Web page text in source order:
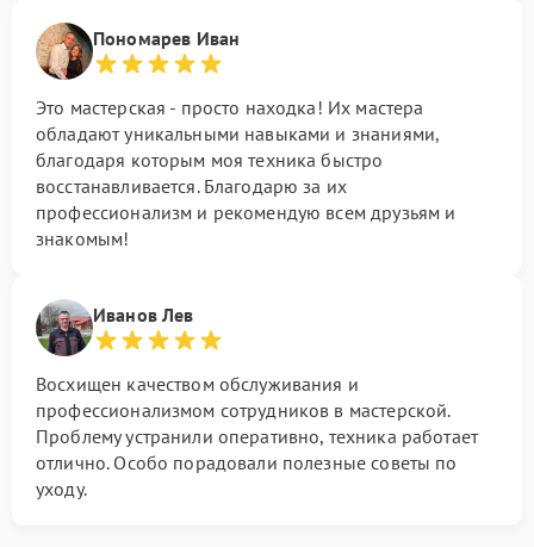
Пономарев Иван
Это мастерская - просто находка! Их мастера
обладают уникальными навыками и знаниями,
благодаря которым моя техника быстро
восстанавливается. Благодарю за их
профессионализм и рекомендую всем друзьям и
знакомым!
Иванов Лев
Восхищен качеством обслуживания и
профессионализмом сотрудников в мастерской.
Проблему устранили оперативно, техника работает
отлично. Особо порадовали полезные советы по
уходу.